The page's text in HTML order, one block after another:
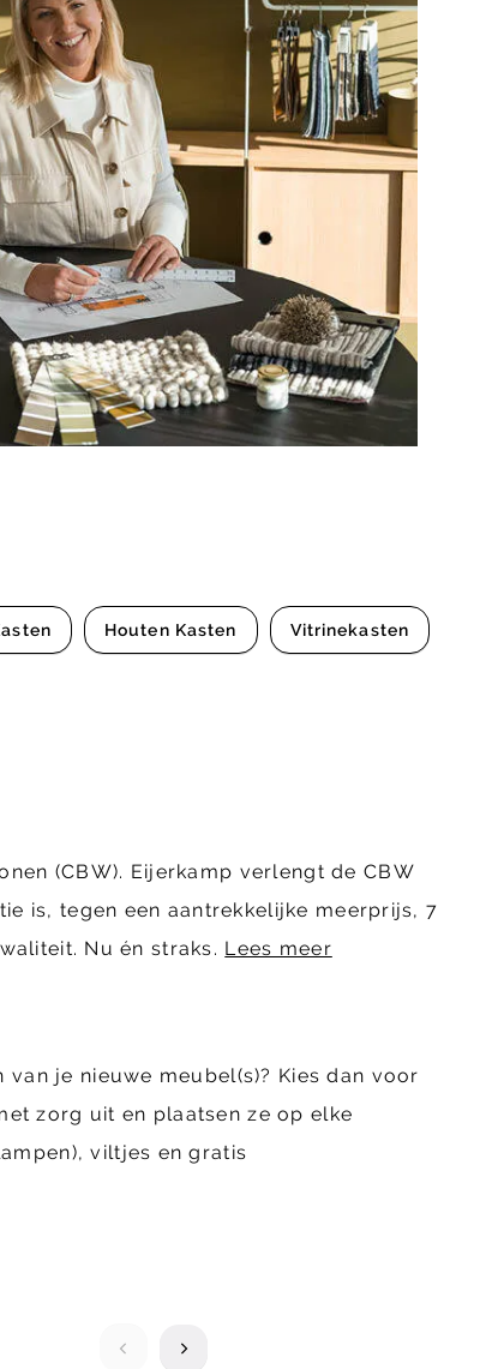
Houten Kasten Vitrinekasten
(CBW). Eijerkamp verlengt de CBW
is, tegen een aantrekkelijke meerprijs, 7
Nu én straks. Lees meer
je nieuwe meubel(s)? Kies dan voor
zorg uit en plaatsen ze op elke
viltjes en gratis